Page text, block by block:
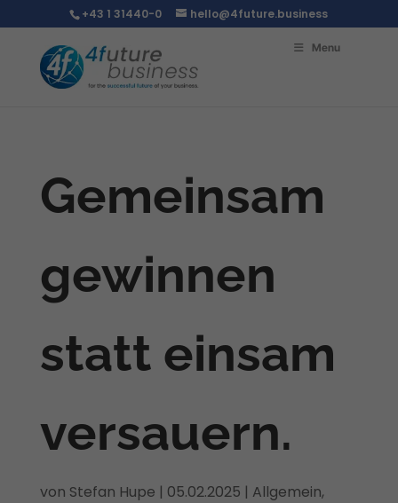
+43 1 31440-0 hello@4future.business
Menu
Gemeinsam
gewinnen
statt einsam
versauern.
von Stefan Hupe | 05.02.2025 | Allgemein,